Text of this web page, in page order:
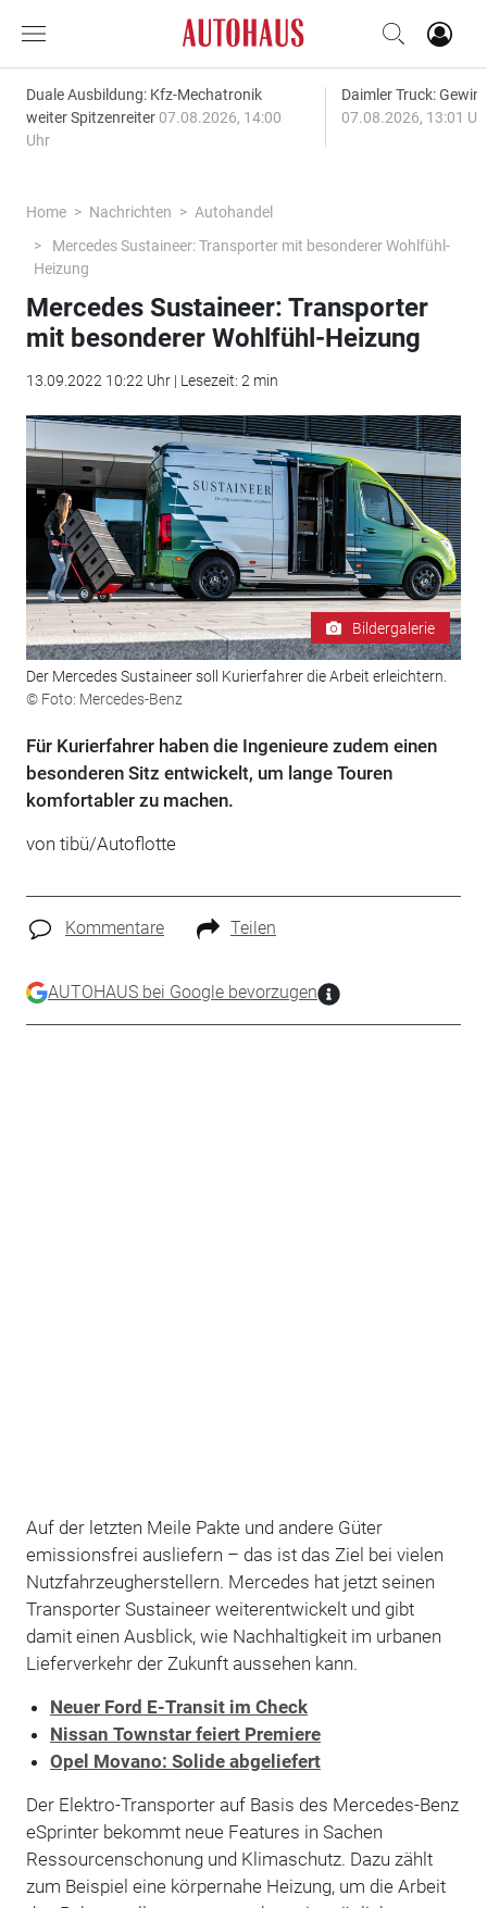
Duale Ausbildung: Kfz-Mechatronik
weiter Spitzenreiter 07.08.2026, 14:00
Uhr
Daimler Truck:
07.08.2026, 13:01
Home Nachrichten
Autohandel
Mercedes Sustaineer: Transporter mit besonderer Wohlfühl-
Heizung
Mercedes Sustaineer: Transporter
mit besonderer Wohlfühl-Heizung
13.09.2022 10:22 Uhr | Lesezeit: 2 min
Bildergalerie
Der Mercedes Sustaineer soll Kurierfahrer die Arbeit erleichtern.
© Foto: Mercedes-Benz
Für Kurierfahrer haben die Ingenieure zudem einen
besonderen Sitz entwickelt, um lange Touren
komfortabler zu machen.
von tibü/Autoflotte
Kommentare Teilen
AUTOHAUS bei Google bevorzugen
Auf der letzten Meile Pakte und andere Güter
emissionsfrei ausliefern – das ist das Ziel bei vielen
Nutzfahrzeugherstellern. Mercedes hat jetzt seinen
Transporter Sustaineer weiterentwickelt und gibt
damit einen Ausblick, wie Nachhaltigkeit im urbanen
Lieferverkehr der Zukunft aussehen kann.
Neuer Ford E-Transit im Check
Nissan Townstar feiert Premiere
Opel Movano: Solide abgeliefert
Der Elektro-Transporter auf Basis des Mercedes-Benz
eSprinter bekommt neue Features in Sachen
Ressourcenschonung und Klimaschutz. Dazu zählt
zum Beispiel eine körpernahe Heizung, um die Arbeit